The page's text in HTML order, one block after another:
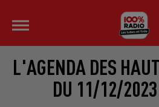
L'AGENDA DES
DU 11/12/